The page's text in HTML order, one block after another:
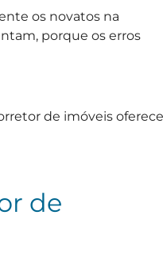
os novatos na
porque os erros
de imóveis oferece
de